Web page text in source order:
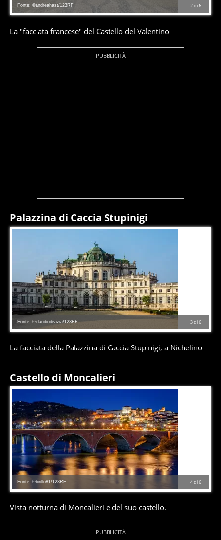
2di6
Fonte: ©andreahast/123RF
La "facciata francese" del Castello del Valentino
Palazzina di Caccia Stupinigi
3di6
Fonte: ©claudiodivizia/123RF
La facciata della Palazzina di Caccia Stupinigi, a Nichelino
Castello di Moncalieri
4di6
Fonte: ©birillo81/123RF
Vista notturna di Moncalieri e del suo castello.